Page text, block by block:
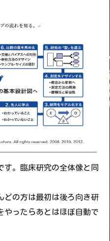
す。臨床研究の全体像と同
どの方は最初は後ろ向き研
やったらあとはほぼ自動で